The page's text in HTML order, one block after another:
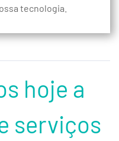
tecnologia.
hoje a
serviços